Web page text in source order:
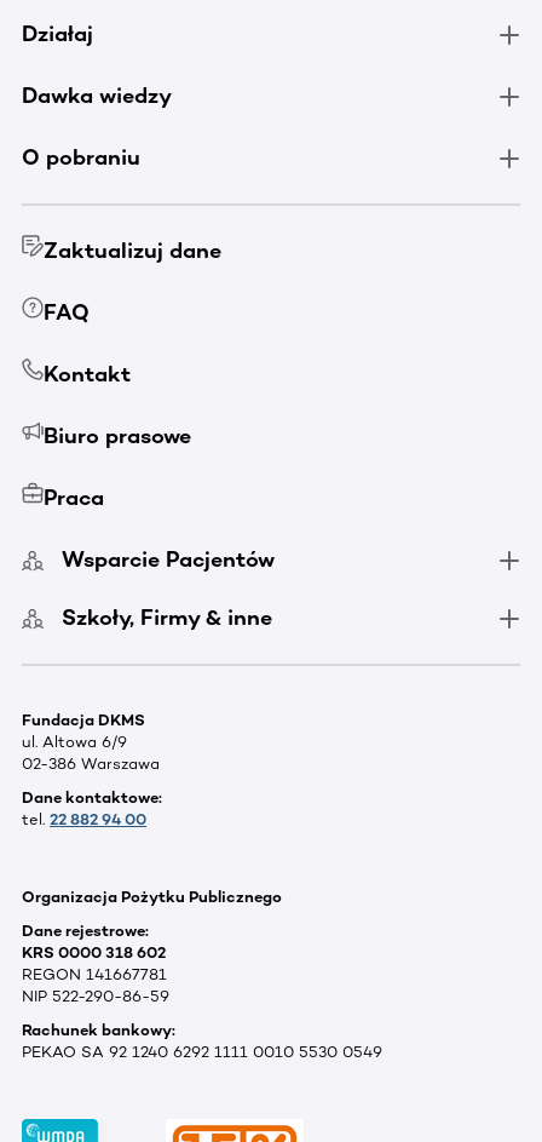
Działaj
Dawka wiedzy
O pobraniu
Zaktualizuj dane
FAQ
Kontakt
Biuro prasowe
Praca
Wsparcie Pacjentów
Szkoły, Firmy & inne
Fundacja DKMS
ul. Altowa 6/9
02-386 Warszawa
Dane kontaktowe:
tel. 22 882 94 00
Organizacja Pożytku Publicznego
Dane rejestrowe:
KRS 0000 318 602
REGON 141667781
NIP 522-290-86-59
Rachunek bankowy:
PEKAO SA 92 1240 6292 1111 0010 5530 0549